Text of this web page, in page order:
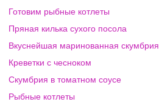
Готовим рыбные котлеты
Пряная килька сухого посола
Вкуснейшая маринованная скумбрия
Креветки с чесноком
Скумбрия в томатном соусе
Рыбные котлеты